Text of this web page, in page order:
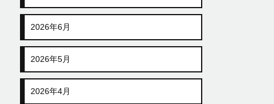
2026年6月
2026年5月
2026年4月